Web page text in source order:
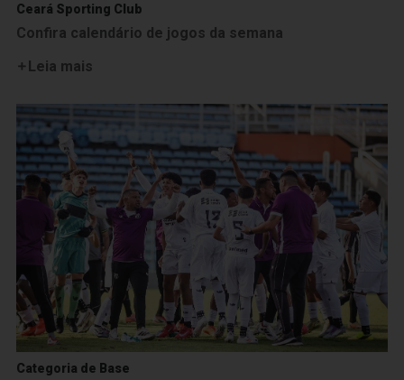
Ceará Sporting Club
Confira calendário de jogos da semana
Leia mais
Categoria de Base